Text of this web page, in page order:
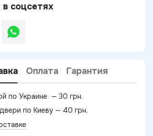
соцсетях
Оплата Гарантия
по Украине — 30 грн.
по Киеву — 40 грн.